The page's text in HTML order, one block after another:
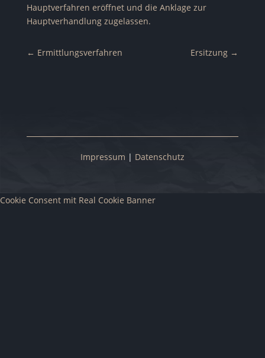
Hauptverfahren eröffnet und die Anklage zur
Hauptverhandlung zugelassen.
← Ermittlungsverfahren Ersitzung →
Impressum | Datenschutz
Cookie Consent mit Real Cookie Banner